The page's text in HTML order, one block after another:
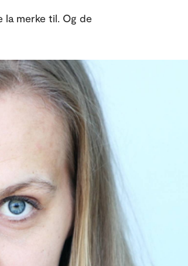
la merke til. Og de